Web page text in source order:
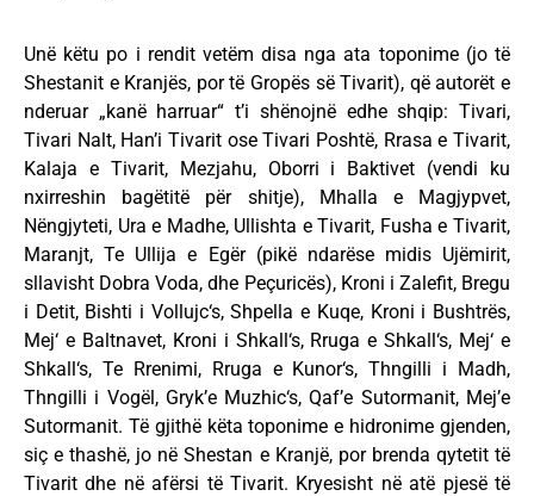
Unë këtu po i rendit vetëm disa nga ata toponime (jo të
Shestanit e Kranjës, por të Gropës së Tivarit), që autorët e
nderuar „kanë harruar“ t’i shënojnë edhe shqip: Tivari,
Tivari Nalt, Han’i Tivarit ose Tivari Poshtë, Rrasa e Tivarit,
Kalaja e Tivarit, Mezjahu, Oborri i Baktivet (vendi ku
nxirreshin bagëtitë për shitje), Mhalla e Magjypvet,
Nëngjyteti, Ura e Madhe, Ullishta e Tivarit, Fusha e Tivarit,
Maranjt, Te Ullija e Egër (pikë ndarëse midis Ujëmirit,
sllavisht Dobra Voda, dhe Peçuricës), Kroni i Zalefit, Bregu
i Detit, Bishti i Vollujc‘s, Shpella e Kuqe, Kroni i Bushtrës,
Mej‘ e Baltnavet, Kroni i Shkall‘s, Rruga e Shkall‘s, Mej‘ e
Shkall‘s, Te Rrenimi, Rruga e Kunor‘s, Thngilli i Madh,
Thngilli i Vogël, Gryk’e Muzhic‘s, Qaf’e Sutormanit, Mej’e
Sutormanit. Të gjithë këta toponime e hidronime gjenden,
siç e thashë, jo në Shestan e Kranjë, por brenda qytetit të
Tivarit dhe në afërsi të Tivarit. Kryesisht në atë pjesë të